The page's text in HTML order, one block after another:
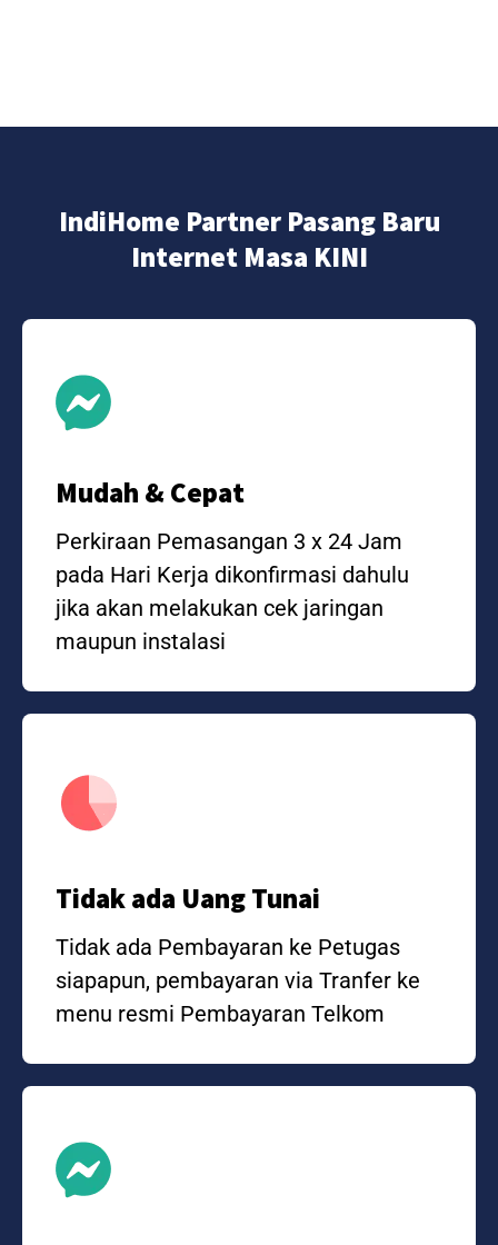
IndiHome Partner Pasang Baru
Internet Masa KINI
Mudah & Cepat
Perkiraan Pemasangan 3 x 24 Jam
pada Hari Kerja dikonfirmasi dahulu
jika akan melakukan cek jaringan
maupun instalasi
Tidak ada Uang Tunai
Tidak ada Pembayaran ke Petugas
siapapun, pembayaran via Tranfer ke
menu resmi Pembayaran Telkom